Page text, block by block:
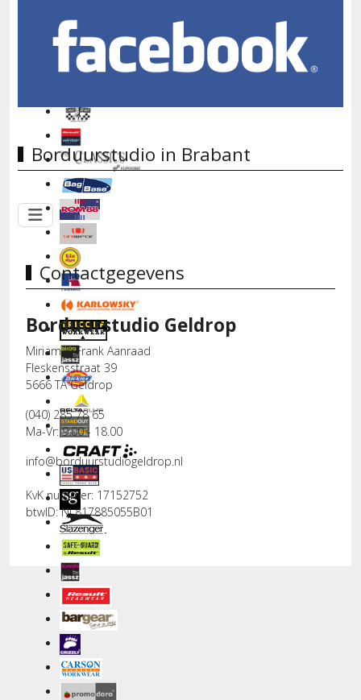
Borduurstudio in Brabant
Contactgegevens
Borduurstudio Geldrop
Miriam & Frank Aanraad
Fleskensstraat 39
5666 TA Geldrop
(040) 285 78 65
Ma-Vr: 9.00 - 18.00
info@borduurstudiogeldrop.nl
KvK nummer: 17152752
btwID: NL817885055B01